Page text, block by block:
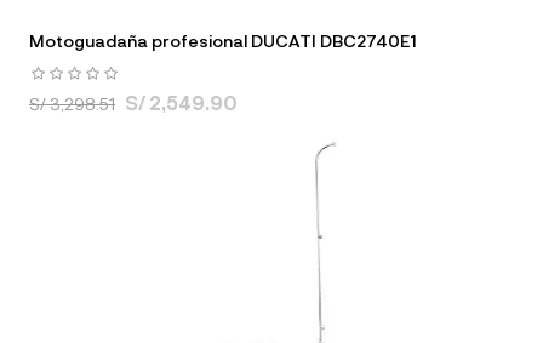
Motoguadaña profesional DUCATI DBC2740E1
S/ 3,298.51 S/ 2,549.90